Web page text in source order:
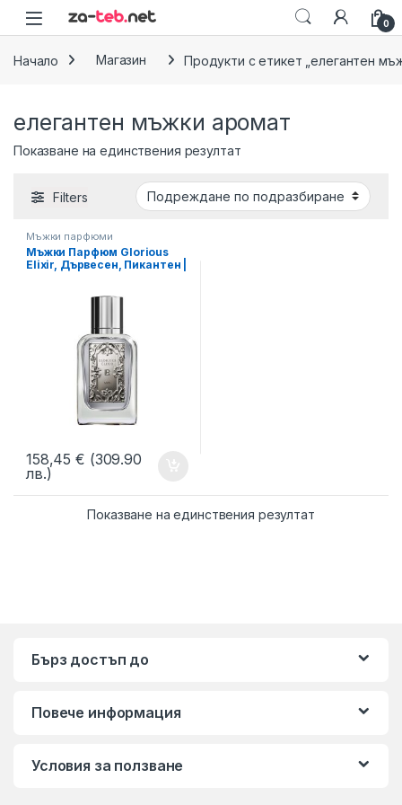
Skip to navigation
Skip to content
0
Начало Магазин Продукти с етикет „елегантен
елегантен мъжки аромат
Показване на единствения резултат
Filters
Мъжки парфюми
Мъжки Парфюм Glorious
Elixir, Дървесен, Пикантен |
158,45€ (309.90
лв.)
Показване на единствения резултат
Бърз достъп до
Повече информация
Условия за ползване